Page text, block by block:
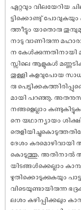
ഏറ്റവും വിലയേറിയ
ട്ടിക്കൊണ്ടു്
ത്തീട്ടും യാതൊരു
നാടു വാണിരുന്ന
ന കേൾക്കുന്നതിനായി
സ്സിലെ ആളുകൾ
തുള്ളി കളവുപോയ
രു
മായി പറഞ്ഞു.
നങ്ങളെല്ലാം
നെ യഥാന്യായം
ദേശം കരമൊഴിവായി ആ
കൊടുത്തു. അതിനാൽ
യിടങ്ങൾക്കെല്ലാം
ഴുതിക്കൊടുക്കുകയും
വിടെയുണ്ടായിരുന്ന
ലശം കഴിപ്പിക്കലും